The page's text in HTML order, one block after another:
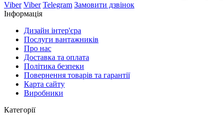
Viber Viber Telegram Замовити дзвінок
Інформація
Дизайн інтер'єра
Послуги вантажників
Про нас
Доставка та оплата
Політика безпеки
Повернення товарів та гарантії
Карта сайту
Виробники
Категорії